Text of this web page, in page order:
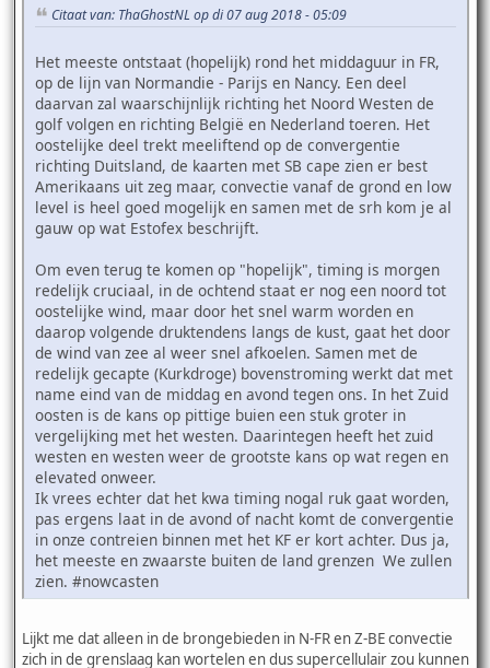
Citaat van: ThaGhostNL op di 07 aug 2018 - 05:09
Het meeste ontstaat (hopelijk) rond het middaguur in FR,
op de lijn van Normandie - Parijs en Nancy. Een deel
daarvan zal waarschijnlijk richting het Noord Westen de
golf volgen en richting België en Nederland toeren. Het
oostelijke deel trekt meeliftend op de convergentie
richting Duitsland, de kaarten met SB cape zien er best
Amerikaans uit zeg maar, convectie vanaf de grond en low
level is heel goed mogelijk en samen met de srh kom je al
gauw op wat Estofex beschrijft.
Om even terug te komen op "hopelijk", timing is morgen
redelijk cruciaal, in de ochtend staat er nog een noord tot
oostelijke wind, maar door het snel warm worden en
daarop volgende druktendens langs de kust, gaat het door
de wind van zee al weer snel afkoelen. Samen met de
redelijk gecapte (Kurkdroge) bovenstroming werkt dat met
name eind van de middag en avond tegen ons. In het Zuid
oosten is de kans op pittige buien een stuk groter in
vergelijking met het westen. Daarintegen heeft het zuid
westen en westen weer de grootste kans op wat regen en
elevated onweer.
Ik vrees echter dat het kwa timing nogal ruk gaat worden,
pas ergens laat in de avond of nacht komt de convergentie
in onze contreien binnen met het KF er kort achter. Dus ja,
het meeste en zwaarste buiten de land grenzen We zullen
zien. #nowcasten
Lijkt me dat alleen in de brongebieden in N-FR en Z-BE convectie
zich in de grenslaag kan wortelen en dus supercellulair zou kunnen